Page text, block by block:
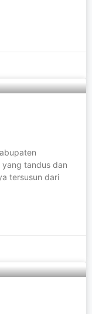
yang tandus dan
tersusun dari